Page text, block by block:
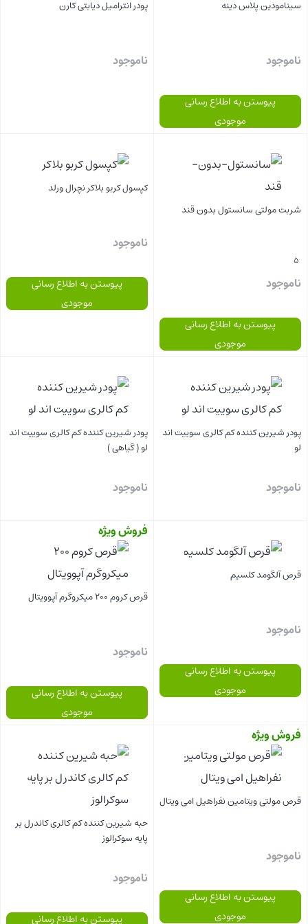
سینامودین پلاس دینه
ناموجود
پیوستن به اطلاع رسانی
موجودی
پودر انترامیل دیابتی کارن
ناموجود
شربت مولتی سانستول بدون قند
5
ناموجود
پیوستن به اطلاع رسانی
موجودی
کپسول کربو بلاکر نچرال ورلد
ناموجود
پیوستن به اطلاع رسانی
موجودی
پودر شیرین کننده کم کالری سوییت اند
لو
ناموجود
پودر شیرین کننده کم کالری سوییت اند
لو ( گیاهی )
ناموجود
بستن
قرص آلگومد کلسیم
ناموجود
بستن
پیوستن به اطلاع رسانی
موجودی
فروش ویژه
قرص کروم 200 میکروگرم آپوویتال
ناموجود
پیوستن به اطلاع رسانی
موجودی
فروش ویژه
قرص مولتی ویتامین نفراهیل امی ویتال
ناموجود
پیوستن به اطلاع رسانی
موجودی
حبه شیرین کننده کم کالری کاندرل بر
پایه سوکرالوز
ناموجود
پیوستن به اطلاع رسانی